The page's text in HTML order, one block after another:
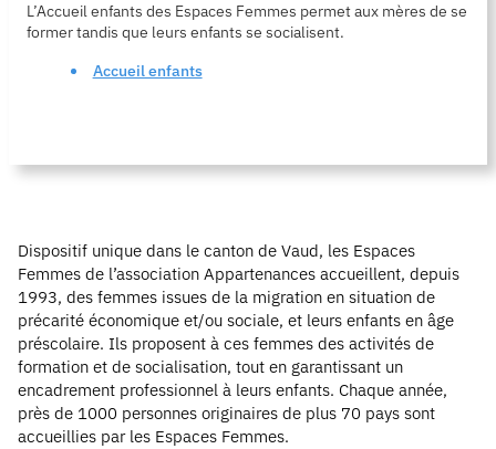
L’Accueil enfants des Espaces Femmes permet aux mères de se
former tandis que leurs enfants se socialisent.
Accueil enfants
Dispositif unique dans le canton de Vaud, les Espaces
Femmes de l’association Appartenances accueillent, depuis
1993, des femmes issues de la migration en situation de
précarité économique et/ou sociale, et leurs enfants en âge
préscolaire. Ils proposent à ces femmes des activités de
formation et de socialisation, tout en garantissant un
encadrement professionnel à leurs enfants. Chaque année,
près de 1000 personnes originaires de plus 70 pays sont
accueillies par les Espaces Femmes.